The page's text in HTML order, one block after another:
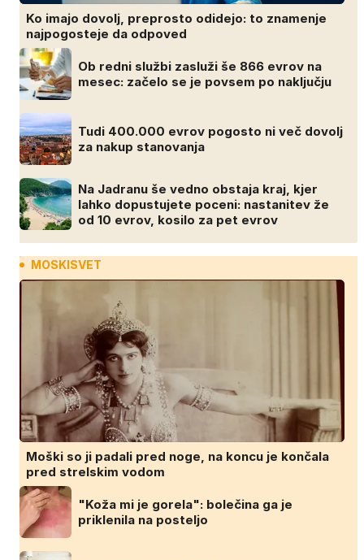
Ko imajo dovolj, preprosto odidejo: to znamenje
najpogosteje da odpoved
Ob redni službi zasluži še 866 evrov na
mesec: začelo se je povsem po naključju
Tudi 400.000 evrov pogosto ni več dovolj
za nakup stanovanja
Na Jadranu še vedno obstaja kraj, kjer
lahko dopustujete poceni: nastanitev že
od 10 evrov, kosilo za pet evrov
MOSKISVET
Moški so ji padali pred noge, na koncu je končala
pred strelskim vodom
"Koža mi je gorela": bolečina ga je
priklenila na posteljo